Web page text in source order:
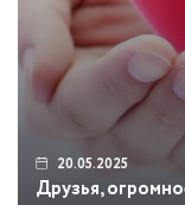
20.05.2025
Друзья,